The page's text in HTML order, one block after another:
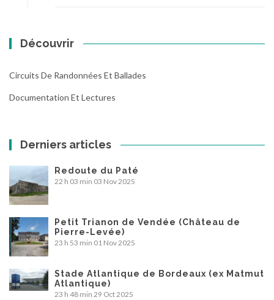
Découvrir
Circuits De Randonnées Et Ballades
Documentation Et Lectures
Derniers articles
Redoute du Paté
22 h 03 min 03 Nov 2025
Petit Trianon de Vendée (Château de
Pierre-Levée)
23 h 53 min 01 Nov 2025
Stade Atlantique de Bordeaux (ex Matmut
Atlantique)
23 h 48 min 29 Oct 2025